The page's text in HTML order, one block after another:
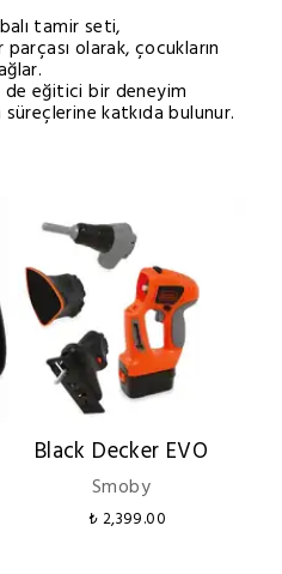
tamir seti,
olarak, çocukların
eğitici bir deneyim
katkıda bulunur.
Black Decker EVO
Smoby
₺ 2,399.00